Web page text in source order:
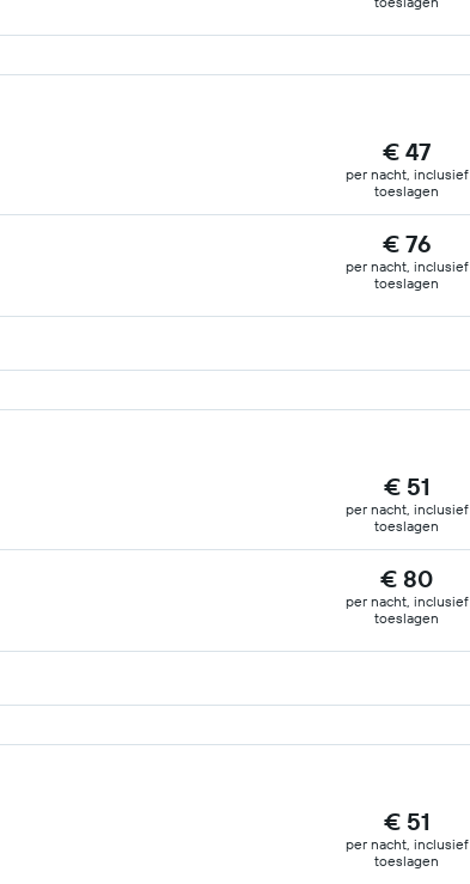
€ 47
per nacht, inclusief
toeslagen
€ 76
per nacht, inclusief
toeslagen
€ 51
per nacht, inclusief
toeslagen
€ 80
per nacht, inclusief
toeslagen
€ 51
per nacht, inclusief
toeslagen